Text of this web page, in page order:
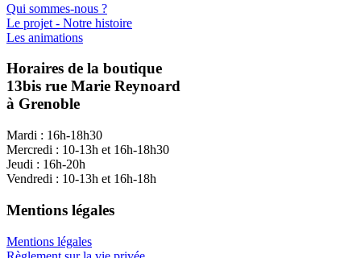
Qui sommes-nous ?
Le projet - Notre histoire
Les animations
Horaires de la boutique
13bis rue Marie Reynoard
à Grenoble
Mardi : 16h-18h30
Mercredi : 10-13h et 16h-18h30
Jeudi : 16h-20h
Vendredi : 10-13h et 16h-18h
Mentions légales
Mentions légales